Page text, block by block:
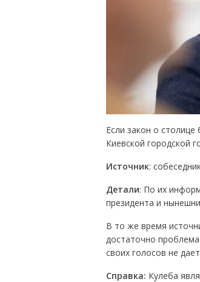
Если закон о
Киевской городской
Источник:
Детали: По их
президента и
В то же время
достаточно
своих голосов не
Справка: Кулеба